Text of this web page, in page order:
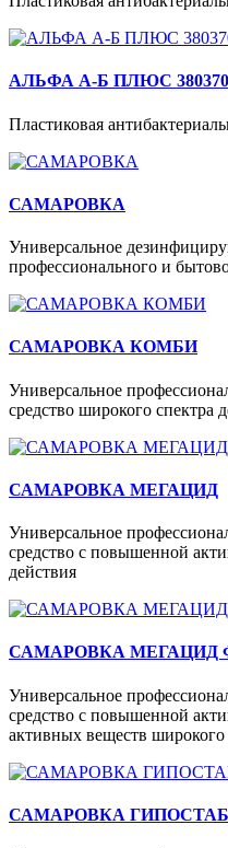
АЛЬФА А-Б ПЛЮС
Пластиковая
САМАРОВКА
Универсальное
профессионального и
САМАРОВКА КОМБИ
Универсальное
средство широкого спектра
САМАРОВКА МЕГАЦИД
Универсальное
средство с повышенной
действия
САМАРОВКА МЕГАЦИД
Универсальное
средство с повышенной
активных веществ широкого
САМАРОВКА